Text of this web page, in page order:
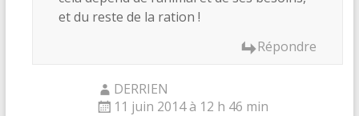
et du reste de la ration !
Répondre
DERRIEN
11 juin 2014 à 12 h 46 min